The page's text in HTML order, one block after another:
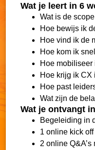
Wat je leert in 6
Wat is de
Hoe bewijs ik
Hoe vind ik de
Hoe kom ik
Hoe
Hoe krijg ik CX
Hoe past
Wat zijn de
Wat je ontvangt
Begeleiding in
1 online kick
2 online Q&A’s